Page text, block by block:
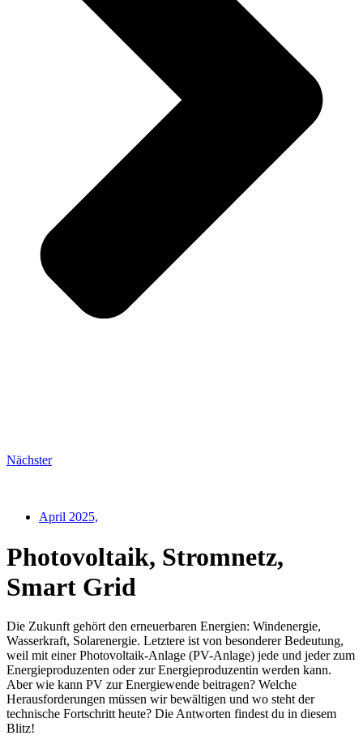
Nächster
April 2025,
Photovoltaik, Stromnetz,
Smart Grid
Die Zukunft gehört den erneuerbaren Energien: Windenergie,
Wasserkraft, Solarenergie. Letztere ist von besonderer Bedeutung,
weil mit einer Photovoltaik-Anlage (PV-Anlage) jede und jeder zum
Energieproduzenten oder zur Energieproduzentin werden kann.
Aber wie kann PV zur Energiewende beitragen? Welche
Herausforderungen müssen wir bewältigen und wo steht der
technische Fortschritt heute? Die Antworten findest du in diesem
Blitz!